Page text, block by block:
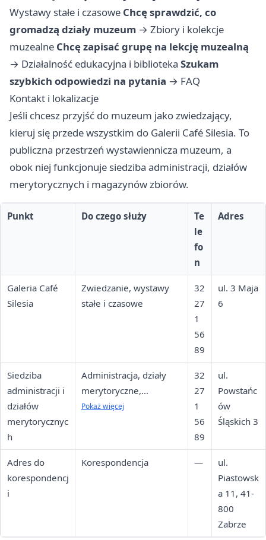
Wystawy stałe i czasowe Chcę sprawdzić, co
gromadzą działy muzeum → Zbiory i kolekcje
muzealne Chcę zapisać grupę na lekcję muzealną
→ Działalność edukacyjna i biblioteka Szukam
szybkich odpowiedzi na pytania → FAQ
Kontakt i lokalizacje
Jeśli chcesz przyjść do muzeum jako zwiedzający,
kieruj się przede wszystkim do Galerii Café Silesia. To
publiczna przestrzeń wystawiennicza muzeum, a
obok niej funkcjonuje siedziba administracji, działów
merytorycznych i magazynów zbiorów.
Punkt Do czego służy
Te
le
fo
n
Adres
Galeria Café
Silesia
Zwiedzanie, wystawy
stałe i czasowe
32
27
1
56
89
ul. 3 Maja
6
Siedziba
administracji i
działów
merytorycznyc
h
Administracja, działy
merytoryczne,
magazyny zbiorów, sala
Pokaż więcej
32
27
1
56
89
ul.
Powstańc
ów
Śląskich 3
Adres do
korespondencj
i
Korespondencja —
ul.
Piastowsk
a 11, 41-
800
Zabrze